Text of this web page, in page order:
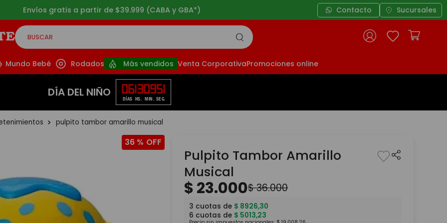
Envíos gratis a partir de $39.999 (CABA y GBA*) Contacto Sucursales
BUSCAR
Mundo Bebé Rodados Más vendidos Venta CorporativaPromociones online
DÍA DEL NIÑO 06
DÍAS
13
HS.
09
MIN.
50
SEG.
pulpito tambor amarillo musical
36 %
Pulpito Tambor Amarillo
Musical
$23.000$36.000
3 cuotas de $ 8926,30
6 cuotas de $ 5013,23